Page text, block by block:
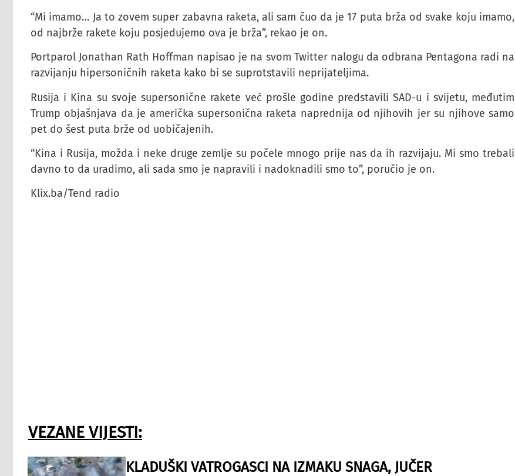
“Mi imamo… Ja to zovem super zabavna raketa, ali sam čuo da je 17 puta brža od svake koju imamo,
od najbrže rakete koju posjedujemo ova je brža”, rekao je on.
Portparol Jonathan Rath Hoffman napisao je na svom Twitter nalogu da odbrana Pentagona radi na
razvijanju hipersoničnih raketa kako bi se suprotstavili neprijateljima.
Rusija i Kina su svoje supersonične rakete već prošle godine predstavili SAD-u i svijetu, međutim
Trump objašnjava da je američka supersonična raketa naprednija od njihovih jer su njihove samo
pet do šest puta brže od uobičajenih.
“Kina i Rusija, možda i neke druge zemlje su počele mnogo prije nas da ih razvijaju. Mi smo trebali
davno to da uradimo, ali sada smo je napravili i nadoknadili smo to”, poručio je on.
Klix.ba/Tend radio
VEZANE VIJESTI:
KLADUŠKI VATROGASCI NA IZMAKU SNAGA, JUČER